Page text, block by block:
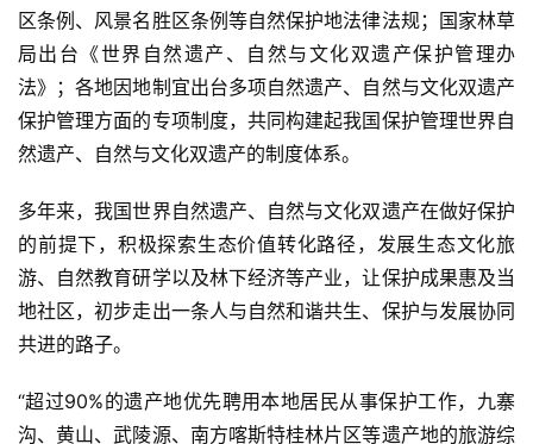
区条例、风景名胜区条例等自然保护地法律法规；国家林草
局出台《世界自然遗产、自然与文化双遗产保护管理办
法》；各地因地制宜出台多项自然遗产、自然与文化双遗产
保护管理方面的专项制度，共同构建起我国保护管理世界自
然遗产、自然与文化双遗产的制度体系。
多年来，我国世界自然遗产、自然与文化双遗产在做好保护
的前提下，积极探索生态价值转化路径，发展生态文化旅
游、自然教育研学以及林下经济等产业，让保护成果惠及当
地社区，初步走出一条人与自然和谐共生、保护与发展协同
共进的路子。
“超过90%的遗产地优先聘用本地居民从事保护工作，九寨
沟、黄山、武陵源、南方喀斯特桂林片区等遗产地的旅游综